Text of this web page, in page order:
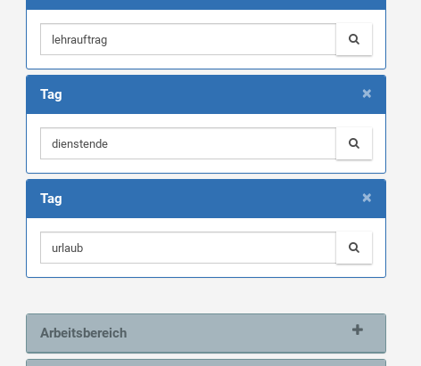
×
Tag
×
Tag
Arbeitsbereich